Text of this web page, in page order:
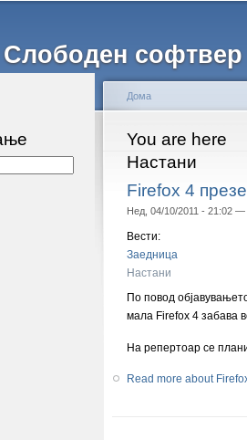
Слободен софтвер
You are here
Дома
Настани
Firefox 4
Нед, 04/10/2011 - 21:02 —
Вести:
Заедница
Настани
По повод
мала Firefox 4 забава
На репертоар се
Read more about